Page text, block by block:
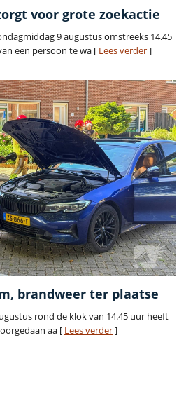
voor grote zoekactie
9 augustus omstreeks 14.45
een persoon te wa [ Lees verder]
brandweer ter plaatse
rond de klok van 14.45 uur heeft
aa [ Lees verder]